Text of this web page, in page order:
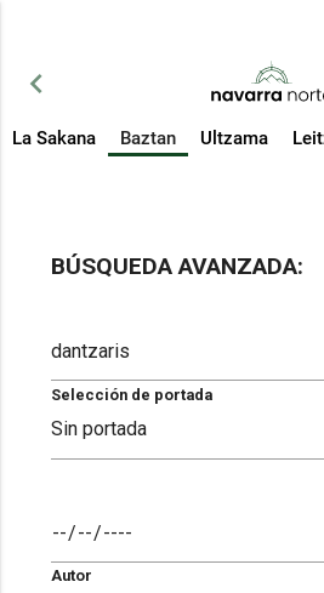
chevron_left
La Sakana Baztan Ultzama
BÚSQUEDA AVANZADA:
Selección de portada
Autor